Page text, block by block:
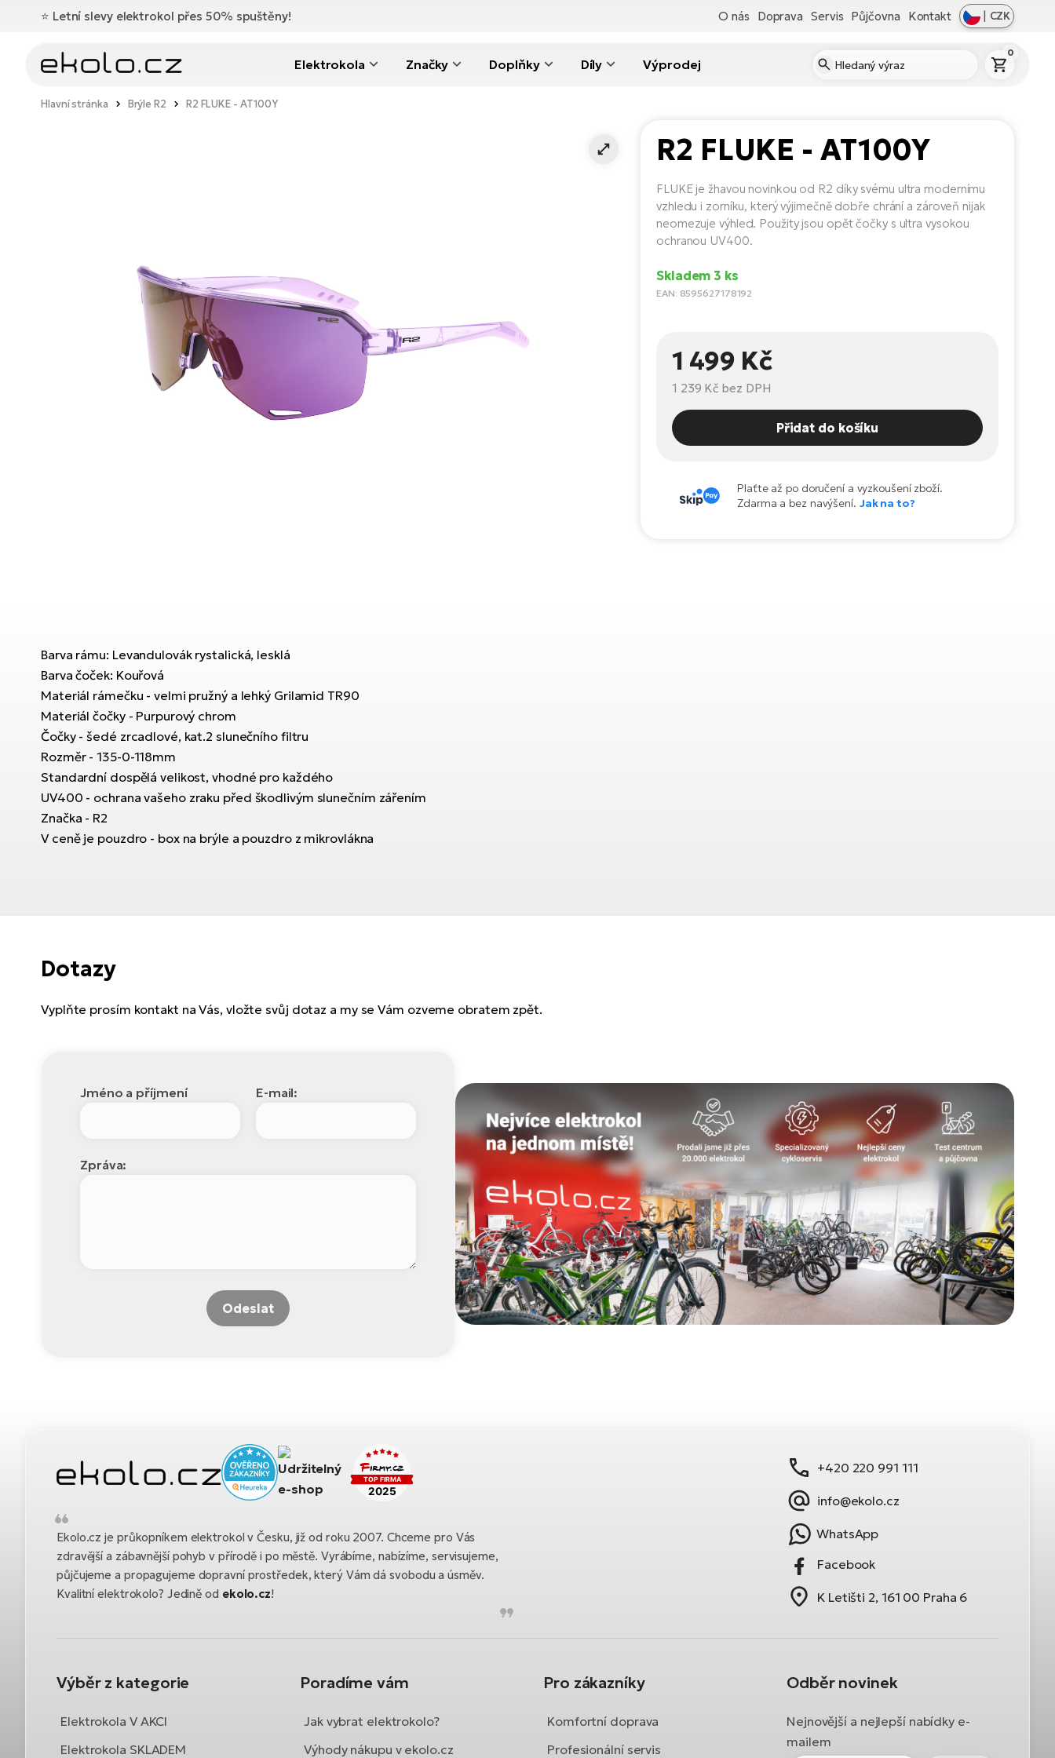
⭐️ Letní slevy elektrokol přes 50% spuštěny! O nás Doprava Servis Půjčovna Kontakt | CZK
Elektrokola Značky Doplňky Díly Výprodej
0
Hlavní stránka Brýle R2 R2 FLUKE - AT100Y
R2 FLUKE - AT100Y
FLUKE je žhavou novinkou od R2 díky svému ultra modernímu
vzhledu i zorníku, který výjimečně dobře chrání a zároveň nijak
neomezuje výhled. Použity jsou opět čočky s ultra vysokou
ochranou UV400.
Skladem 3 ks
EAN: 8595627178192
1 499 Kč
1 239 Kč bez DPH
Přidat do košíku
Plaťte až po doručení a vyzkoušení zboží.
Zdarma a bez navýšení. Jak na to?
Barva rámu: Levandulovák rystalická, lesklá
Barva čoček: Kouřová
Materiál rámečku - velmi pružný a lehký Grilamid TR90
Materiál čočky - Purpurový chrom
Čočky - šedé zrcadlové, kat.2 slunečního filtru
Rozměr - 135-0-118mm
Standardní dospělá velikost, vhodné pro každého
UV400 - ochrana vašeho zraku před škodlivým slunečním zářením
Značka - R2
V ceně je pouzdro - box na brýle a pouzdro z mikrovlákna
Dotazy
Vyplňte prosím kontakt na Vás, vložte svůj dotaz a my se Vám ozveme obratem zpět.
Jméno a příjmení E-mail:
Zpráva:
Odeslat
Ekolo.cz je průkopníkem elektrokol v Česku, již od roku 2007. Chceme pro Vás
zdravější a zábavnější pohyb v přírodě i po městě. Vyrábíme, nabízíme, servisujeme,
půjčujeme a propagujeme dopravní prostředek, který Vám dá svobodu a úsměv.
Kvalitní elektrokolo? Jedině od ekolo.cz!
+420 220 991 111
info@ekolo.cz
WhatsApp
Facebook
K Letišti 2, 161 00 Praha 6
Výběr z kategorie
Elektrokola V AKCI
Elektrokola SKLADEM
Poradíme vám
Jak vybrat elektrokolo?
Výhody nákupu v ekolo.cz
Pro zákazníky
Komfortní doprava
Profesionální servis
Odběr novinek
Nejnovější a nejlepší nabídky e-
mailem